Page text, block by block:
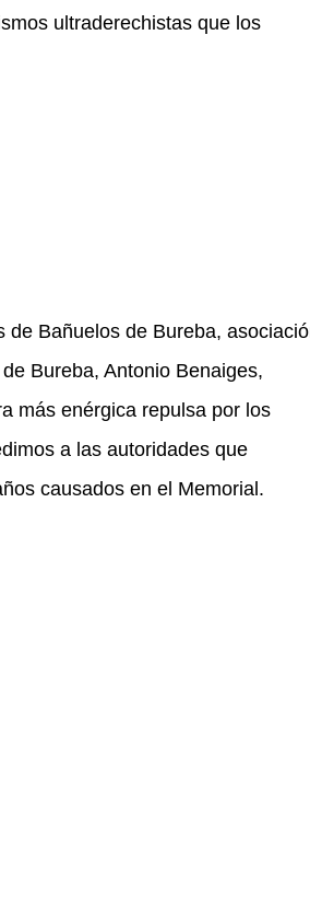
ultraderechistas que los
Bañuelos de Bureba, asociación